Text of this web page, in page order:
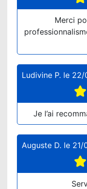
Merci
Ludivine P. le 22/
Je l’ai
Auguste D. le 21/